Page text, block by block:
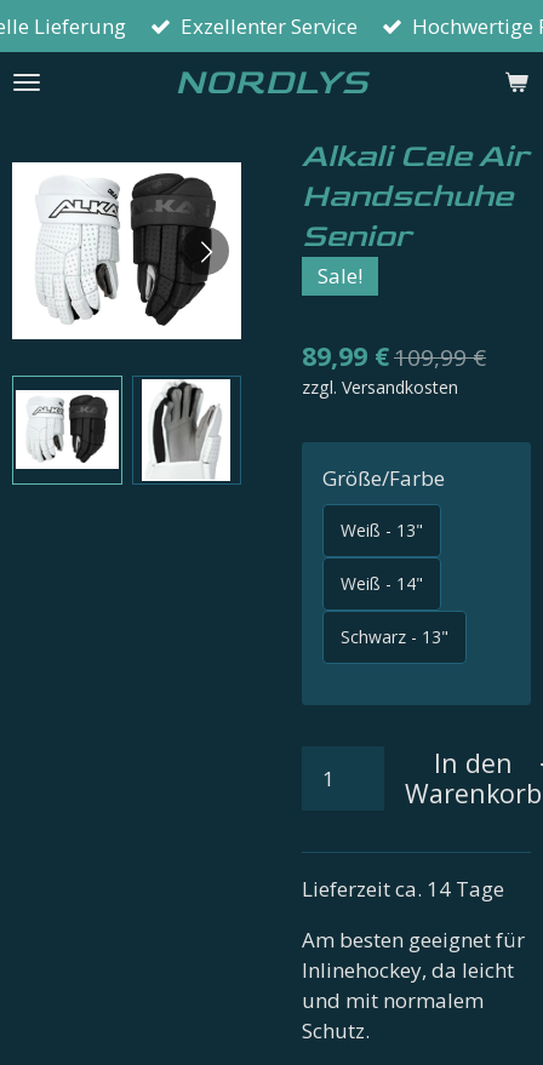
Zum
Hauptinhalt
springen
NORDLYS
Lieferung Exzellenter Service Hochwertige
Alkali Cele Air
Handschuhe
Senior
Sale!
89,99 €109,99 €
zzgl. Versandkosten
Größe/Farbe
Weiß - 13"
Weiß - 14"
Schwarz - 13"
In den
Warenkorb
Lieferzeit ca. 14 Tage
Am besten geeignet für
Inlinehockey, da leicht
und mit normalem
Schutz.